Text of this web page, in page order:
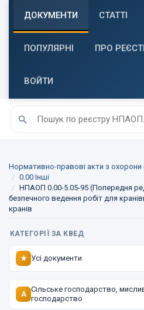
ДОКУМЕНТИ СТАТТІ
ПОПУЛЯРНІ ПРО
ВОЙТИ
Нормативно-правові акти з
0.00 Інші
НПАОП 0.00-5.05-95 (Попередня
безпечного ведення робіт для
кранів
КАТЕГОРІЇ ЗА КВЕД
★ Усі документи
A
Сільське господарство,
господарство